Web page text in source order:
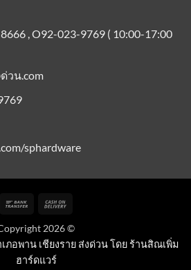
, O92-023-9769 ( 10:00-17:00
ด่วน.com
sphardware
Bank
Delivery
2026 ©
ภอพาน เชียงราย ส่งด่วน โดย ร้านสิณเพิ่ม
ฮาร์ดแวร์